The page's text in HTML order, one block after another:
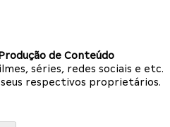
de Conteúdo
séries, redes sociais e etc.
respectivos proprietários.